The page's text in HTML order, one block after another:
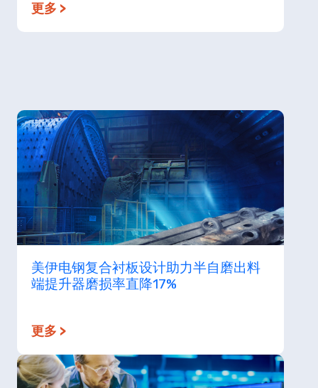
更多 >
美伊电钢复合衬板设计助力半自磨出料
端提升器磨损率直降17%
更多 >